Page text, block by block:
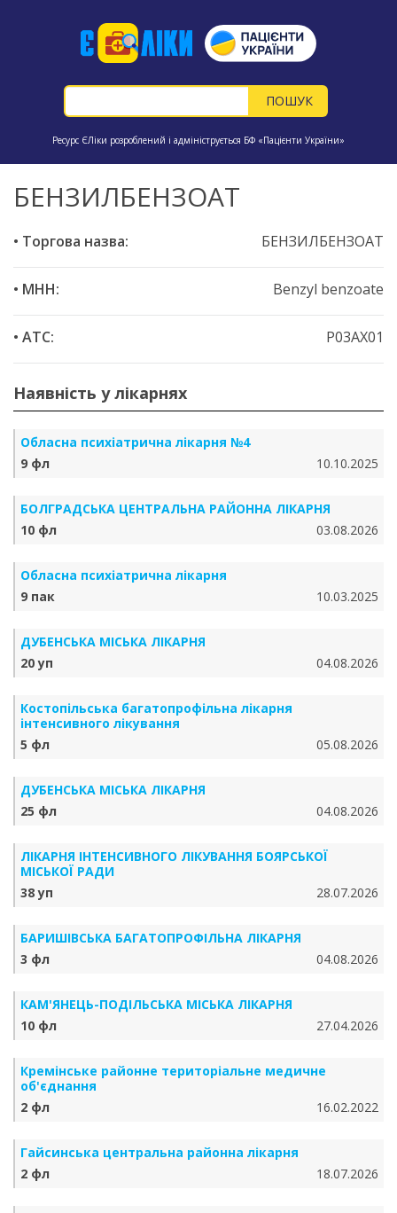
Ресурс ЄЛіки розроблений і адмініструється БФ «Пацієнти України»
БЕНЗИЛБЕНЗОАТ
• Торгова назва: БЕНЗИЛБЕНЗОАТ
• МНН: Benzyl benzoate
• ATC: P03AX01
Наявність у лікарнях
Обласна психіатрична лікарня №4
9 фл
10.10.2025
БОЛГРАДСЬКА ЦЕНТРАЛЬНА РАЙОННА ЛІКАРНЯ
10 фл
03.08.2026
Обласна психіатрична лікарня
9 пак
10.03.2025
ДУБЕНСЬКА МІСЬКА ЛІКАРНЯ
20 уп
04.08.2026
Костопільська багатопрофільна лікарня
інтенсивного лікування
5 фл
05.08.2026
ДУБЕНСЬКА МІСЬКА ЛІКАРНЯ
25 фл
04.08.2026
ЛІКАРНЯ ІНТЕНСИВНОГО ЛІКУВАННЯ БОЯРСЬКОЇ
МІСЬКОЇ РАДИ
38 уп
28.07.2026
БАРИШІВСЬКА БАГАТОПРОФІЛЬНА ЛІКАРНЯ
3 фл
04.08.2026
КАМ'ЯНЕЦЬ-ПОДІЛЬСЬКА МІСЬКА ЛІКАРНЯ
10 фл
27.04.2026
Кремінське районне територіальне медичне
об'єднання
2 фл
16.02.2022
Гайсинська центральна районна лікарня
2 фл
18.07.2026